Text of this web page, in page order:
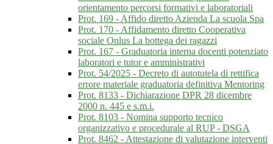
orientamento percorsi formativi e laboratoriali
Prot. 169 - Affido diretto Azienda La scuola Spa
Prot. 170 - Affidamento diretto Cooperativa
sociale Onlus La bottega dei ragazzi
Prot. 167 - Graduatoria interna docenti potenziato
laboratori e tutor e amministrativi
Prot. 54/2025 - Decreto di autotutela di rettifica
errore materiale graduatoria definitiva Mentoring
Prot. 8133 - Dichiarazione DPR 28 dicembre
2000 n. 445 e s.m.i.
Prot. 8103 - Nomina supporto tecnico
organizzativo e procedurale al RUP - DSGA
Prot. 8462 - Attestazione di valutazione interventi